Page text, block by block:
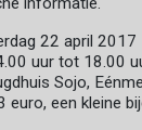
22 april 2017
uur tot 18.00
Sojo,
euro, een kleine